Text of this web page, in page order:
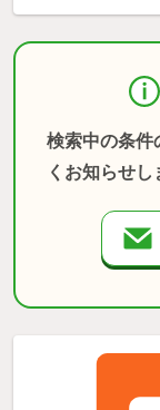
検索中の条件
くお知らせし